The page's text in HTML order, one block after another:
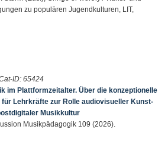
zu populären Jugendkulturen, LIT,
ID: 65424
im Plattformzeitalter. Über die konzeptionelle
Lehrkräfte zur Rolle audiovisueller Kunst-
Musikkultur
Musikpädagogik 109 (2026).